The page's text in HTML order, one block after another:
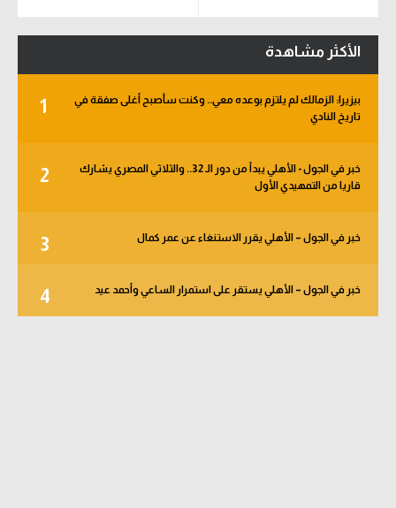
الأكثر مشاهدة
1
بيزيرا: الزمالك لم يلتزم بوعده معي.. وكنت سأصبح أغلى صفقة في
تاريخ النادي
2
خبر في الجول - الأهلي يبدأ من دور الـ 32.. والثلاثي المصري يشارك
قاريا من التمهيدي الأول
3 خبر في الجول – الأهلي يقرر الاستنغاء عن عمر كمال
4 خبر في الجول – الأهلي يستقر على استمرار الساعي وأحمد عيد